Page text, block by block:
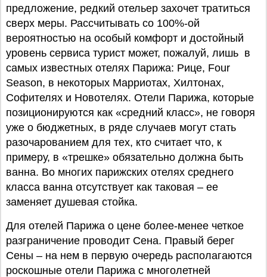
предложение, редкий отельер захочет тратиться
сверх меры. Рассчитывать со 100%-ой
вероятностью на особый комфорт и достойный
уровень сервиса турист может, пожалуй, лишь в
самых известных отелях Парижа: Рице, Four
Season, в некоторых Марриотах, Хилтонах,
Софителях и Новотелях. Отели Парижа, которые
позиционируются как «средний класс», не говоря
уже о бюджетных, в ряде случаев могут стать
разочарованием для тех, кто считает что, к
примеру, в «трешке» обязательно должна быть
ванна. Во многих парижских отелях среднего
класса ванна отсутствует как таковая – ее
заменяет душевая стойка.
Для отелей Парижа о цене более-менее четкое
разграничение проводит Сена. Правый берег
Сены – на нем в первую очередь располагаются
роскошные отели Парижа с многолетней